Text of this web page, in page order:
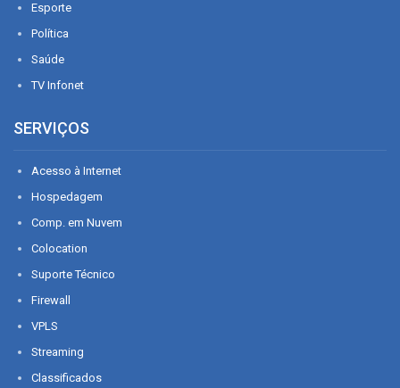
Esporte
Política
Saúde
TV Infonet
SERVIÇOS
Acesso à Internet
Hospedagem
Comp. em Nuvem
Colocation
Suporte Técnico
Firewall
VPLS
Streaming
Classificados